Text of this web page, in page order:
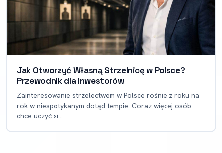
Jak Otworzyć Własną Strzelnicę w Polsce?
Przewodnik dla Inwestorów
Zainteresowanie strzelectwem w Polsce rośnie z roku na
rok w niespotykanym dotąd tempie. Coraz więcej osób
chce uczyć si...